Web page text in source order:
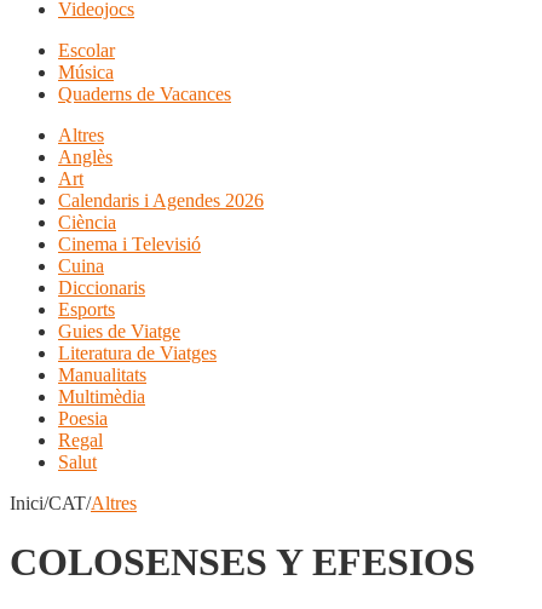
Videojocs
Escolar
Música
Quaderns de Vacances
Altres
Anglès
Art
Calendaris i Agendes 2026
Ciència
Cinema i Televisió
Cuina
Diccionaris
Esports
Guies de Viatge
Literatura de Viatges
Manualitats
Multimèdia
Poesia
Regal
Salut
Inici/CAT/Altres
COLOSENSES Y EFESIOS